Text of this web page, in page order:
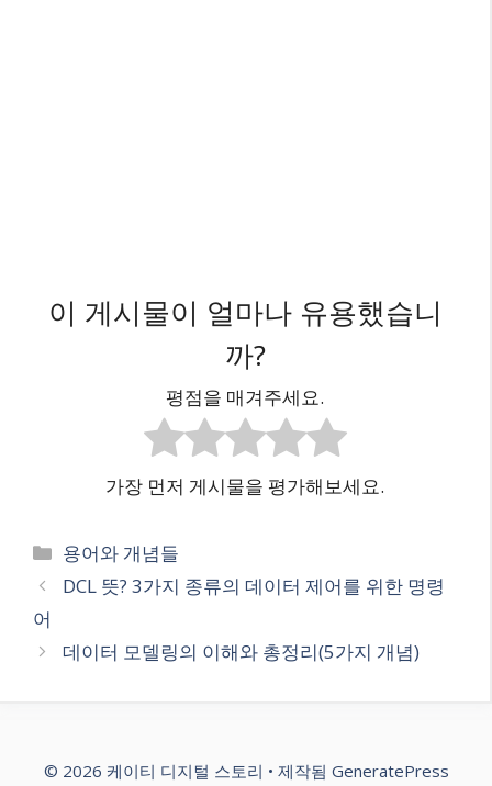
이 게시물이 얼마나 유용했습니
까?
평점을 매겨주세요.
가장 먼저 게시물을 평가해보세요.
카
테
용어와 개념들
DCL 뜻? 3가지 종류의 데이터 제어를 위한 명령
어
데이터 모델링의 이해와 총정리(5가지 개념)
© 2026 케이티 디지털 스토리 • 제작됨 GeneratePress